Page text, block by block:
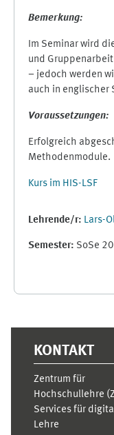
Bemerkung:
Im Seminar wird
und
– jedoch werden
auch in englischer
Voraussetzungen:
Erfolgreich
Methodenmodule.
Kurs im HIS-LSF
Lehrende/r: Lars-
Semester: SoSe
KONTAKT
Zentrum für
Hochschullehre
Services für
Lehre